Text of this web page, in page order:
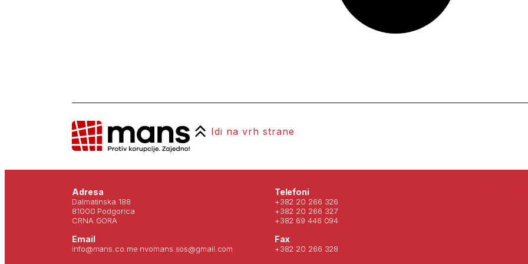
Idi na vrh strane
Adresa
Dalmatinska 188
81000 Podgorica
CRNA GORA
Email
info@mans.co.me nvomans.sos@gmail.com
Telefoni
+382 20 266 326
+382 20 266 327
+382 69 446 094
Fax
+382 20 266 328